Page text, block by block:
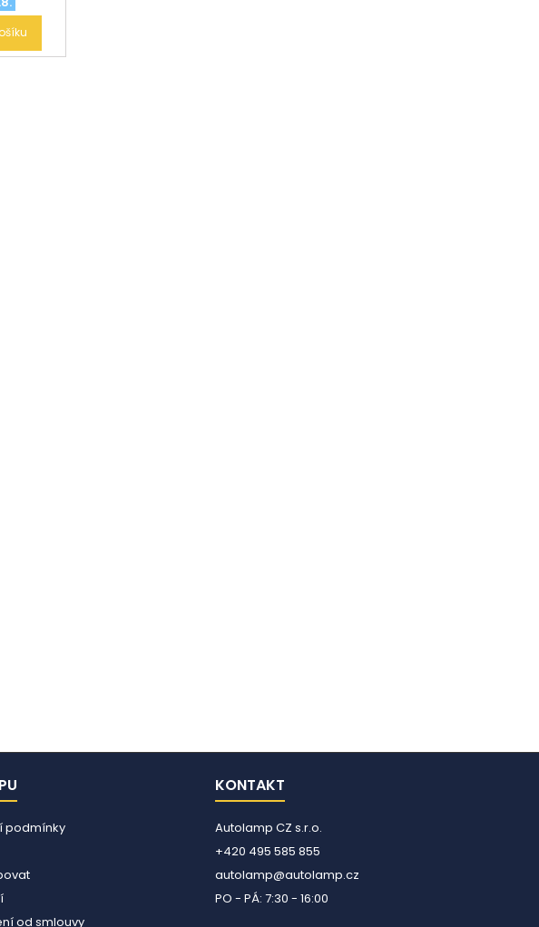
podmínky
od smlouvy
KONTAKT
Autolamp CZ s.r.o.
+420 495 585 855
autolamp@autolamp.cz
PO - PÁ: 7:30 - 16:00